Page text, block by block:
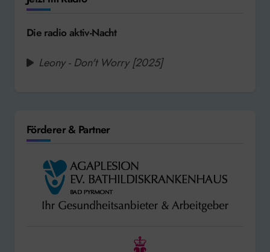
Die radio aktiv-Nacht
Leony - Don't Worry [2025]
Förderer & Partner